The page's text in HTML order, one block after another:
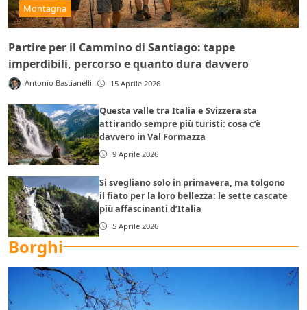
Montagna
Partire per il Cammino di Santiago: tappe
imperdibili, percorso e quanto dura davvero
Antonio Bastianelli 15 Aprile 2026
Questa valle tra Italia e Svizzera sta
attirando sempre più turisti: cosa c’è
davvero in Val Formazza
9 Aprile 2026
Si svegliano solo in primavera, ma tolgono
il fiato per la loro bellezza: le sette cascate
più affascinanti d’Italia
5 Aprile 2026
Borghi